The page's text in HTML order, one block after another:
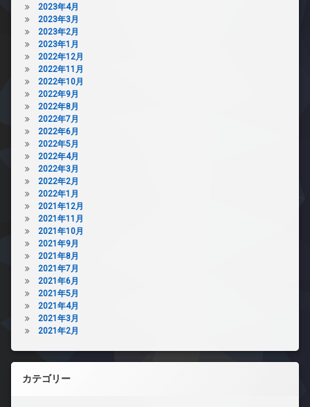
敷
地
内
ゴ
ミ
置
き
場
防
犯
カ
メ
ラ
駐
車
場
駐
輪
場
2023年4月
2023年3月
2023年2月
2023年1月
2022年12月
2022年11月
2022年10月
2022年9月
2022年8月
2022年7月
2022年6月
2022年5月
2022年4月
2022年3月
2022年2月
2022年1月
2021年12月
2021年11月
2021年10月
2021年9月
2021年8月
2021年7月
2021年6月
2021年5月
2021年4月
2021年3月
2021年2月
カテゴリー